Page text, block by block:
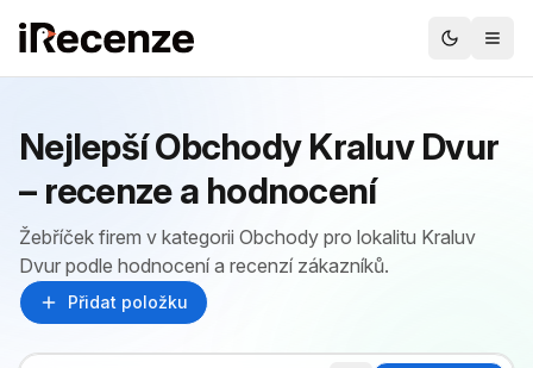
Nejlepší Obchody Kraluv Dvur
– recenze a hodnocení
Žebříček firem v kategorii Obchody pro lokalitu Kraluv
Dvur podle hodnocení a recenzí zákazníků.
Přidat položku